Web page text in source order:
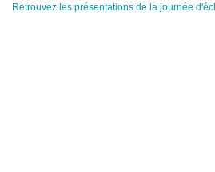
Retrouvez les présentations de la journée